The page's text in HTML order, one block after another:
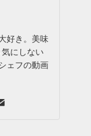
好き。美味
にしない
ェフの動画